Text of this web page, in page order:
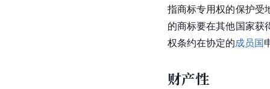
指商标专用权的保护受
的商标要在其他国家获
权条约在协定的成员国
财产性